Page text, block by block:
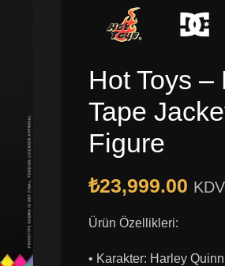
Hot Toys
Tape
Figure
₺23,999.00
Ürün Özellikleri:
• Karakter: Harley